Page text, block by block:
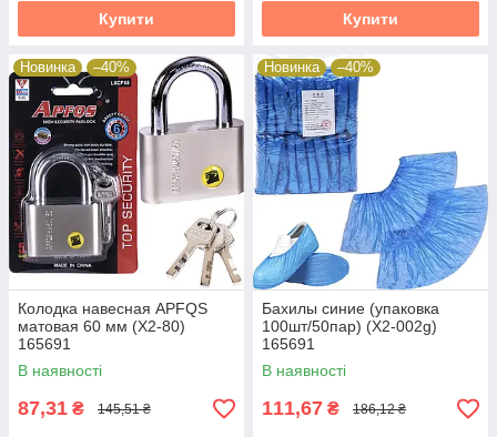
Купити Купити
Новинка –40%
Колодка навесная APFQS
матовая 60 мм (X2-80)
165691
В наявності
87,31 ₴ 145,51 ₴
Новинка –40%
Бахилы синие (упаковка
100шт/50пар) (X2-002g)
165691
В наявності
111,67 ₴ 186,12 ₴